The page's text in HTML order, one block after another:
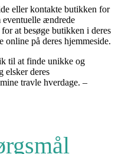
eller kontakte butikken for
eventuelle ændrede
at besøge butikken i deres
online på deres hjemmeside.
til at finde unikke og
elsker deres
travle hverdage. –